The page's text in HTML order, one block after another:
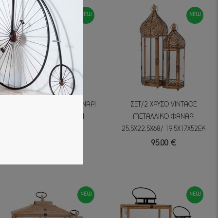
NEW
ΧΡΥΣΟ ΜΕΤΑΛΛΙΚΟ ΦΑΝΑΡΙ
ΜΕ ΔΙΑΦΑΝΟ ΓΥΑΛΙ
NEW
ΣΕΤ/2 ΧΡΥΣΟ VINTAGE
ΜΕΤΑΛΛΙΚΟ ΦΑΝΑΡΙ
25,5Χ22,5Χ68/ 19,5Χ17Χ52ΕΚ
95.00 €
NEW NEW